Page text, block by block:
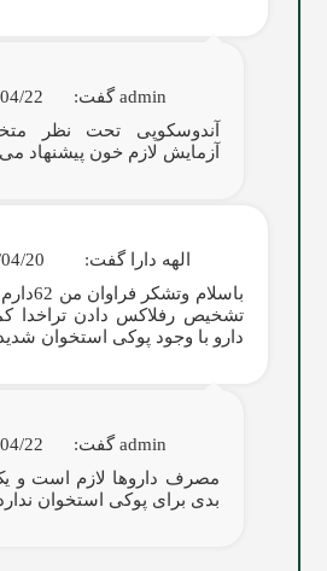
admin گفت:
1400/04/
آندوسکوپی تحت نظر
آزمایش لازم خون پیشنهاد
الهه دارا گفت:
1400/04/
باسلام
تشخیص رفلاکس دادن تراخدا
دارو با وجود پوکی استخوان
admin گفت:
1400/04/
مصرف داروها لازم است و
بدی برای پوکی استخوان